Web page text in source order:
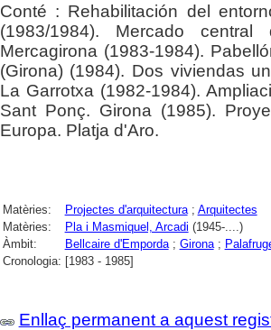
Conté : Rehabilitación del
(1983/1984). Mercado
Mercagirona (1983-1984).
(Girona) (1984). Dos viviendas
La Garrotxa (1982-1984).
Sant Ponç. Girona (1985).
Europa. Platja d'Aro.
Matèries: Projectes d'arquitectura; Arquitectes
Matèries:
Pla i Masmiquel, Arcadi (1945-....)
Àmbit:
Bellcaire d'Emporda; Girona;
Cronologia: [1983 - 1985]
Enllaç permanent a aquest